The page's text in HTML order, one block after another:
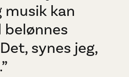
kan
belønnes
synes jeg,